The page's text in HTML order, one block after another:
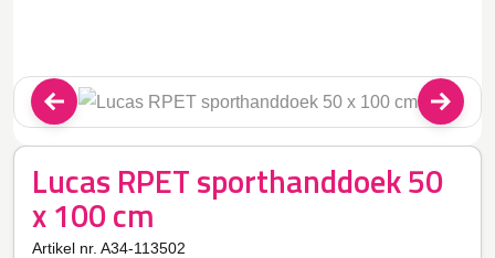
Lucas RPET sporthanddoek 50
x 100 cm
Artikel nr. A34-113502